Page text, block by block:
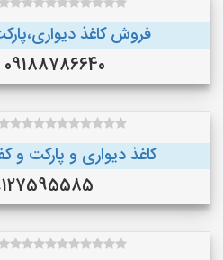
فروش کاغذ
09188786640 (سنندج )
کاغذ دیواری و پارکت
09127595585